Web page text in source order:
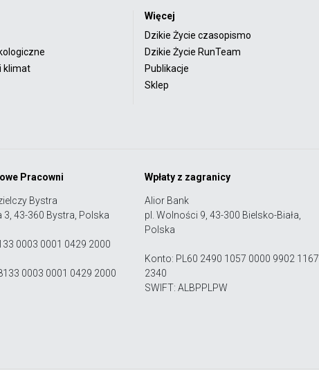
klimat
Więcej
Dzikie Życie czasopismo
Dzikie Życie RunTeam
Publikacje
Sklep
Pracowni
Bystra
3, 43-360 Bystra, Polska
0003 0001 0429 2000
0003 0001 0429 2000
Wpłaty z zagranicy
Alior Bank
pl. Wolności 9, 43-300 Bielsko-Biała,
Polska
Konto: PL60 2490 1057 0000 9902 1167
2340
SWIFT: ALBPPLPW